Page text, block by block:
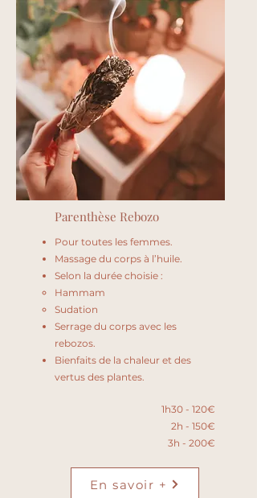
Parenthèse Rebozo
Pour toutes les femmes.
Massage du corps à l’huile.
Selon la durée choisie :
Hammam​
Sudation
Serrage du corps avec les
rebozos.
Bienfaits de la chaleur et des
vertus des plantes.
1h30 - 120€
2h - 150€
3h - 200€
En savoir +